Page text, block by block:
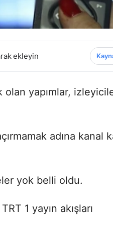
ekleyin
olan yapımlar,
adına kanal
yok belli oldu.
1 yayın akışları